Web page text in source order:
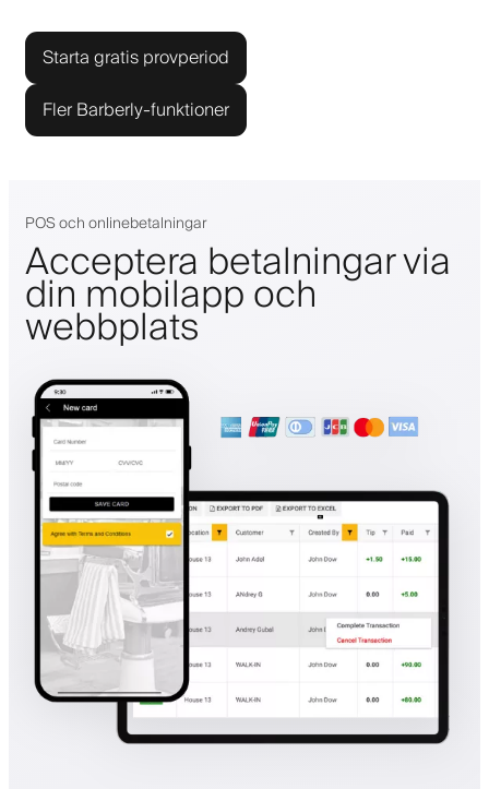
Starta gratis provperiod
Fler Barberly-funktioner
POS och onlinebetalningar
Acceptera betalningar via
din mobilapp och
webbplats